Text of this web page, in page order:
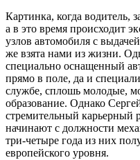
Картинка, когда водитель,
а в это время происходит
узлов автомобиля с
же взята нами из жизни.
специально оснащенный
прямо в поле, да и
службе, сплошь молодые,
образование. Однако
стремительный карьерный
начинают с должности
три-четыре года из них
европейского уровня.